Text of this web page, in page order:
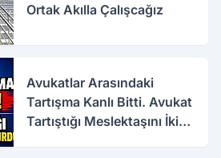
Ortak Akılla Çalışcağız
Avukatlar Arasındaki
Tartışma Kanlı Bitti. Avukat
Tartıştığı Meslektaşını İki